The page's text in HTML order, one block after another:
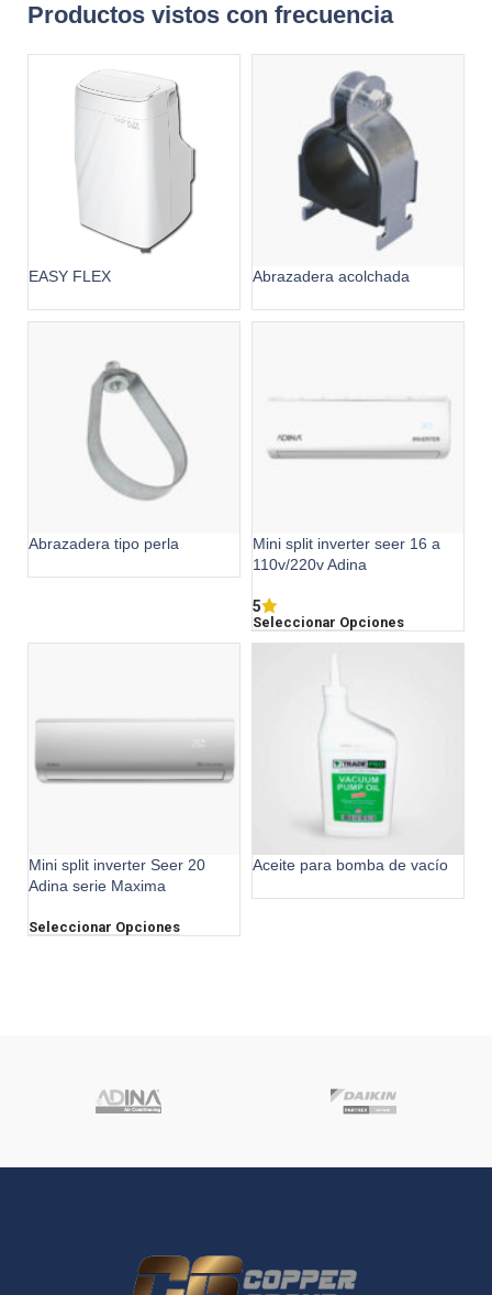
Productos vistos con frecuencia
EASY FLEX Abrazadera acolchada
Abrazadera tipo perla
Mini split inverter seer 16 a
110v/220v Adina
5
Seleccionar Opciones
Mini split inverter Seer 20
Adina serie Maxima
Seleccionar Opciones
Aceite para bomba de vacío